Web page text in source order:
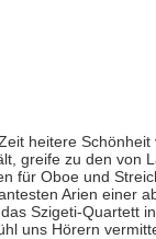
heitere Schönheit
greife zu den von
für Oboe und
Arien einer
Szigeti-Quartett
uns Hörern